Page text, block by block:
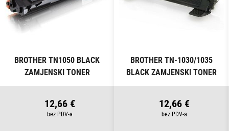
BROTHER TN1050 BLACK
ZAMJENSKI TONER
12,66 €
BROTHER TN-1030/1035
BLACK ZAMJENSKI TONER
12,66 €